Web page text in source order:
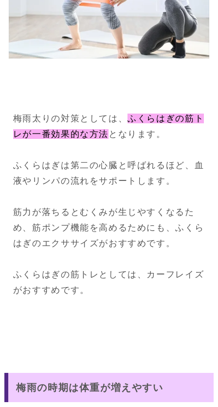
梅雨太りの対策としては、ふくらはぎの筋ト
レが一番効果的な方法 となります。
ふくらはぎは第二の心臓と呼ばれるほど、血
液やリンパの流れをサポートします。
筋力が落ちるとむくみが生じやすくなるた
め、筋ポンプ機能を高めるためにも、ふくら
はぎのエクササイズがおすすめです。
ふくらはぎの筋トレとしては、カーフレイズ
がおすすめです。
梅雨の時期は体重が増えやすい